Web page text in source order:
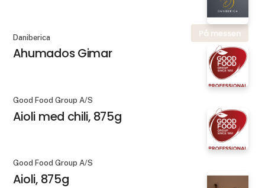
På messen
Daniberica
Ahumados Gimar
Good Food Group A/S
Aioli med chili, 875g
Good Food Group A/S
Aioli, 875g